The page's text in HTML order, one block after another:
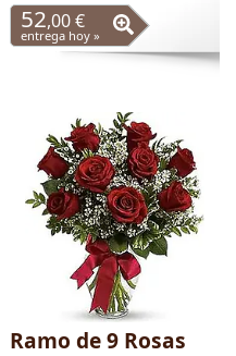
52,00 €
entrega hoy »
Ramo de 9 Rosas